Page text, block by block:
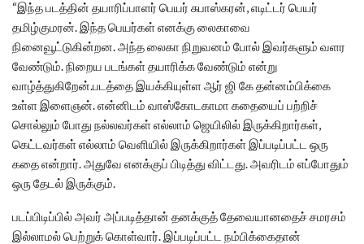
“இந்த படத்தின் தயாரிப்பாளர் பெயர் சுபாஸ்கரன், எடிட்டர் பெயர்
தமிழ்குமரன். இந்த பெயர்கள் எனக்கு லைகாவை
நினைவூட்டுகின்றன. அந்த லைகா நிறுவனம் போல் இவர்களும் வளர
வேண்டும். நிறைய படங்கள் தயாரிக்க வேண்டும் என்று
வாழ்த்துகிறேன்.படத்தை இயக்கியுள்ள ஆர் ஜி கே தன்னம்பிக்கை
உள்ள இளைஞன். என்னிடம் வாஸ்கோடகாமா கதையைப் பற்றிச்
சொல்லும் போது நல்லவர்கள் எல்லாம் ஜெயிலில் இருக்கிறார்கள்,
கெட்டவர்கள் எல்லாம் வெளியில் இருக்கிறார்கள் இப்படிப்பட்ட ஒரு
கதை என்றார். அதுவே எனக்குப் பிடித்து விட்டது. அவரிடம் எப்போதும்
ஒரு தேடல் இருக்கும்.
படப்பிடிப்பில் அவர் அப்படித்தான் தனக்குத் தேவையானதைச் சமரசம்
இல்லாமல் பெற்றுக் கொள்வார். இப்படிப்பட்ட நம்பிக்கைதான்